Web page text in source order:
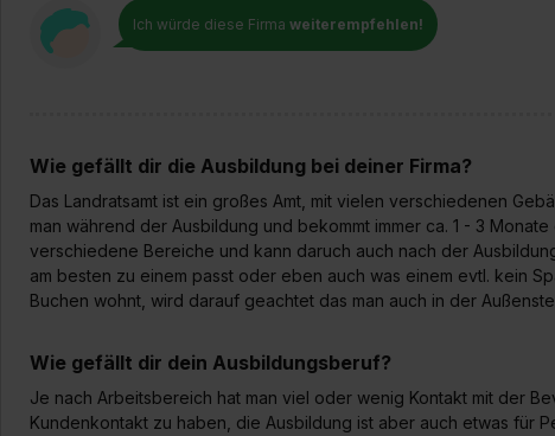
Ich würde diese Firma weiterempfehlen!
Wie gefällt dir die Ausbildung bei deiner Firma?
Das Landratsamt ist ein großes Amt, mit vielen verschiedenen
man während der Ausbildung und bekommt immer ca. 1 - 3
verschiedene Bereiche und kann daruch auch nach der
am besten zu einem passt oder eben auch was einem evtl. kein
Buchen wohnt, wird darauf geachtet das man auch in der
Wie gefällt dir dein Ausbildungsberuf?
Je nach Arbeitsbereich hat man viel oder wenig Kontakt mit der
Kundenkontakt zu haben, die Ausbildung ist aber auch etwas für